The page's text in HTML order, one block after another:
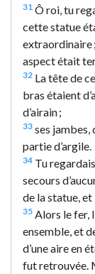
31 Ô roi, tu
cette statue
extraordinaire
aspect était
32 La tête de
bras étaient
d’airain ;
33 ses jambes,
partie d’argile.
34 Tu
secours
de la statue, et
35 Alors le fer,
ensemble, et
d’une aire en
fut retrouvée.